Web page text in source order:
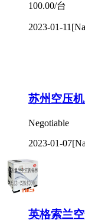
100.00/台
2023-01-11
Negotiable
英格索兰空
10.00/台